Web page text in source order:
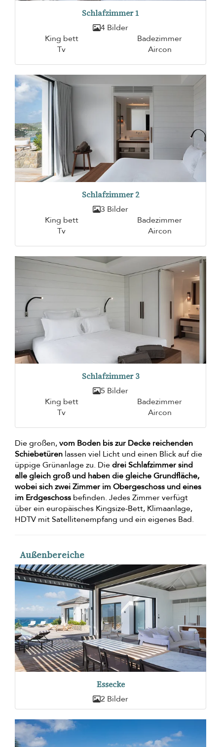
Schlafzimmer 1
4 Bilder
King bett
Badezimmer
Tv
Aircon
Schlafzimmer 2
3 Bilder
King bett
Badezimmer
Tv
Aircon
Schlafzimmer 3
5 Bilder
King bett
Badezimmer
Tv
Aircon
Die großen,vom Boden bis zur Decke reichenden
Schiebetüren lassen viel Licht und einen Blick auf die
üppige Grünanlage zu. Diedrei Schlafzimmer sind
alle gleich groß und haben die gleiche Grundfläche,
wobei sich zwei Zimmer im Obergeschoss und eines
im Erdgeschoss befinden. Jedes Zimmer verfügt
über ein europäisches Kingsize-Bett, Klimaanlage,
HDTV mit Satellitenempfang und ein eigenes Bad.
Außenbereiche
Essecke
2 Bilder